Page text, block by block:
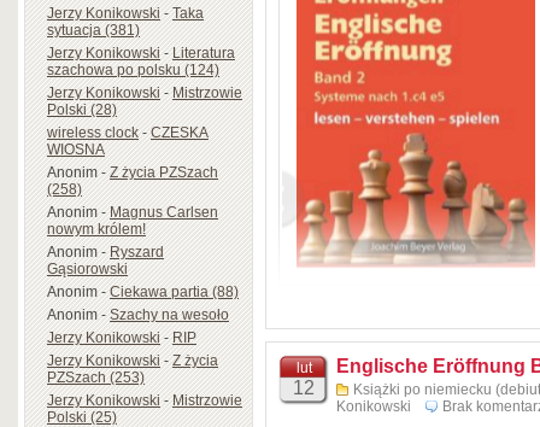
Jerzy Konikowski-Taka
sytuacja (381)
Jerzy Konikowski-Literatura
szachowa po polsku (124)
Jerzy Konikowski-Mistrzowie
Polski (28)
wireless clock-CZESKA
WIOSNA
Anonim-Z życia PZSzach
(258)
Anonim-Magnus Carlsen
nowym królem!
Anonim-Ryszard
Gąsiorowski
Anonim-Ciekawa partia (88)
Anonim-Szachy na wesoło
Jerzy Konikowski-RIP
Jerzy Konikowski-Z życia
PZSzach (253)
Jerzy Konikowski-Mistrzowie
Polski (25)
lut
12
Englische Eröffnung
Książki po niemiecku
Konikowski
Brak